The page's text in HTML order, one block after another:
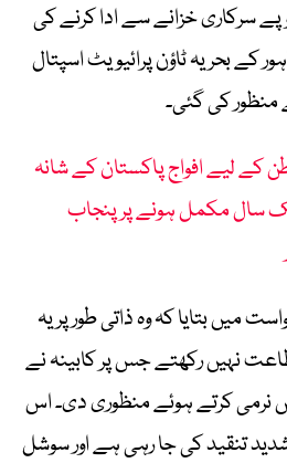
لاکھ 87 ہزار روپے سرکاری خزانے سے ادا کرنے کی
کے بحریہ ٹاؤن پرائیویٹ اسپتال
کی گئی۔
کے لیے افواج پاکستان کے شانہ
سال مکمل ہونے پر پنجاب
میں بتایا کہ وہ ذاتی طور پر یہ
نہیں رکھتے جس پر کابینہ نے
نرمی کرتے ہوئے منظوری دی۔ اس
تنقید کی جا رہی ہے اور سوشل